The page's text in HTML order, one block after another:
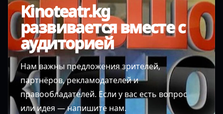
Kinoteatr.kg
развивается вместе с
аудиторией
Нам важны предложения зрителей,
партнёров, рекламодателей и
правообладателей. Если у вас есть вопрос
или идея — напишите нам.